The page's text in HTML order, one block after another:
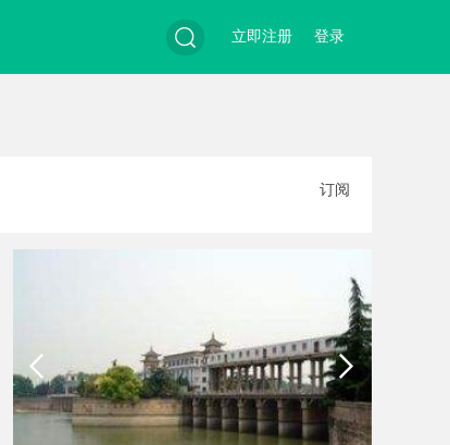
登录
立即注册
订阅